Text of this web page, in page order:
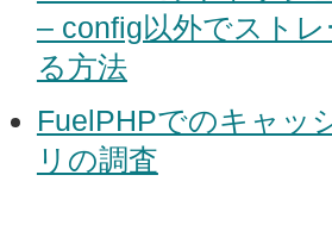
– config以外でスト
る方法
FuelPHPでのキャッ
リの調査